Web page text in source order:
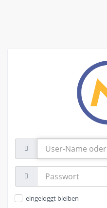
Name
oder
E-
Mail
eingeloggt bleiben